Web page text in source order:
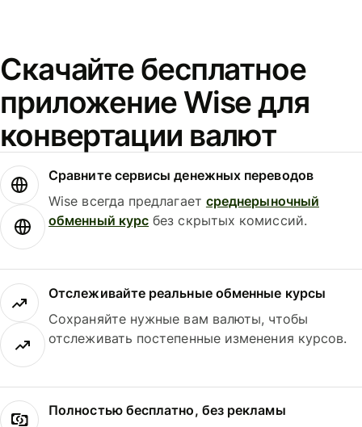
Скачайте бесплатное
приложение Wise для
конвертации валют
Сравните сервисы денежных переводов
Wise всегда предлагает среднерыночный
обменный курс без скрытых комиссий.
Отслеживайте реальные обменные курсы
Сохраняйте нужные вам валюты, чтобы
отслеживать постепенные изменения курсов.
Полностью бесплатно, без рекламы